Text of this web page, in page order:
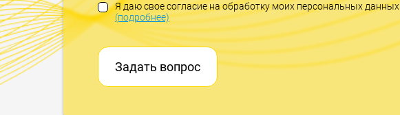
Я даю свое согласие на обработку моих персональных данных
(подробнее)
Задать вопрос